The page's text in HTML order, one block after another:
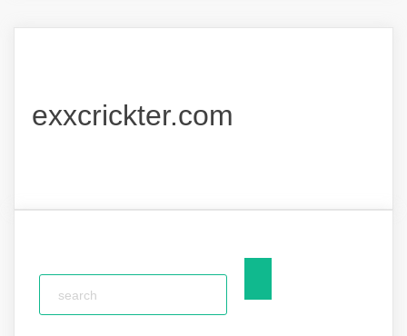
exxcrickter.com